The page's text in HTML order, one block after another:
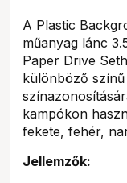
A Plastic
műanyag lánc
Paper Drive
különböző
kampókon
fekete, fehér,
Jellemzők: